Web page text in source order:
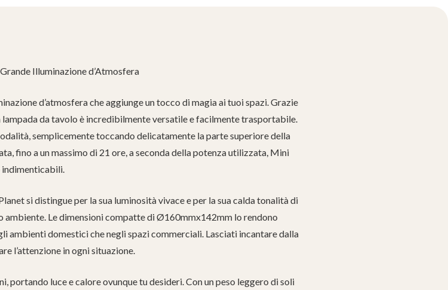
Illuminazione d’Atmosfera
d’atmosfera che aggiunge un tocco di magia ai tuoi spazi. Grazie
da tavolo è incredibilmente versatile e facilmente trasportabile.
semplicemente toccando delicatamente la parte superiore della
fino a un massimo di 21 ore, a seconda della potenza utilizzata, Mini
indimenticabili.
si distingue per la sua luminosità vivace e per la sua calda tonalità di
ambiente. Le dimensioni compatte di Ø160mmx142mm lo rendono
ambienti domestici che negli spazi commerciali. Lasciati incantare dalla
l’attenzione in ogni situazione.
portando luce e calore ovunque tu desideri. Con un peso leggero di soli